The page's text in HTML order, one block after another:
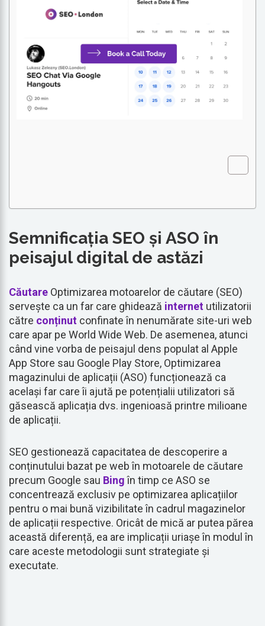
Semnificația SEO și ASO în
peisajul digital de astăzi
Căutare Optimizarea motoarelor de căutare (SEO)
servește ca un far care ghidează internet utilizatorii
către conținut confinate în nenumărate site-uri web
care apar pe World Wide Web. De asemenea, atunci
când vine vorba de peisajul dens populat al Apple
App Store sau Google Play Store, Optimizarea
magazinului de aplicații (ASO) funcționează ca
același far care îi ajută pe potențialii utilizatori să
găsească aplicația dvs. ingenioasă printre milioane
de aplicații.
SEO gestionează capacitatea de descoperire a
conținutului bazat pe web în motoarele de căutare
precum Google sau Bingîn timp ce ASO se
concentrează exclusiv pe optimizarea aplicațiilor
pentru o mai bună vizibilitate în cadrul magazinelor
de aplicații respective. Oricât de mică ar putea părea
această diferență, ea are implicații uriașe în modul în
care aceste metodologii sunt strategiate și
executate.